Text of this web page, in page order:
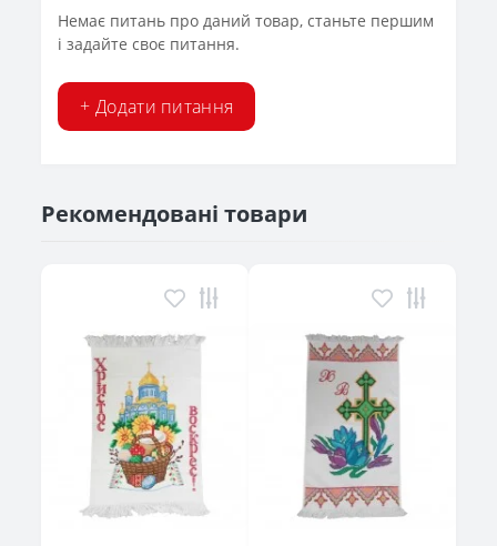
Немає питань про даний товар, станьте першим
і задайте своє питання.
+ Додати питання
Рекомендовані товари